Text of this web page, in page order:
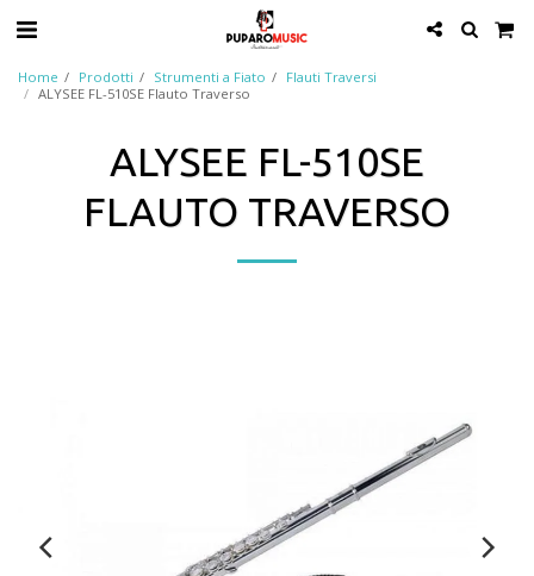
Home Prodotti Strumenti a Fiato
Flauti Traversi
ALYSEE FL-510SE Flauto Traverso
ALYSEE FL-510SE
FLAUTO TRAVERSO